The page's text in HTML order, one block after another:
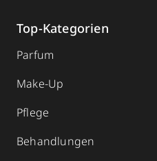
Top-Kategorien
Parfum
Make-Up
Pflege
Behandlungen